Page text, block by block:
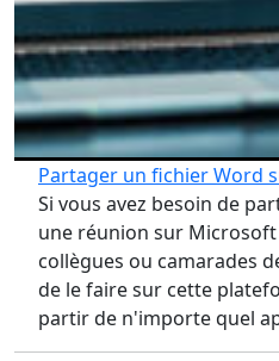
Partager un fichier Word
Si vous avez besoin de
une réunion sur Microsoft
collègues ou camarades
de le faire sur cette
partir de n'importe quel